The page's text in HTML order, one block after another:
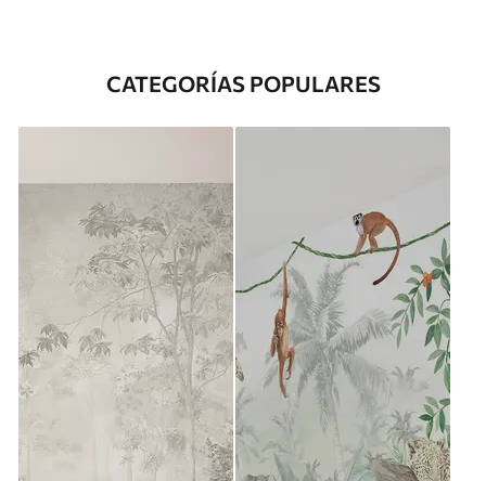
CATEGORÍAS POPULARES